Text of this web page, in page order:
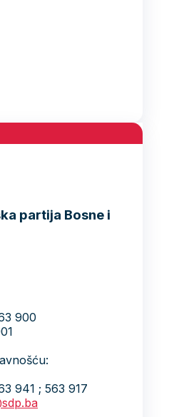
partija Bosne i
900
941 ; 563 917